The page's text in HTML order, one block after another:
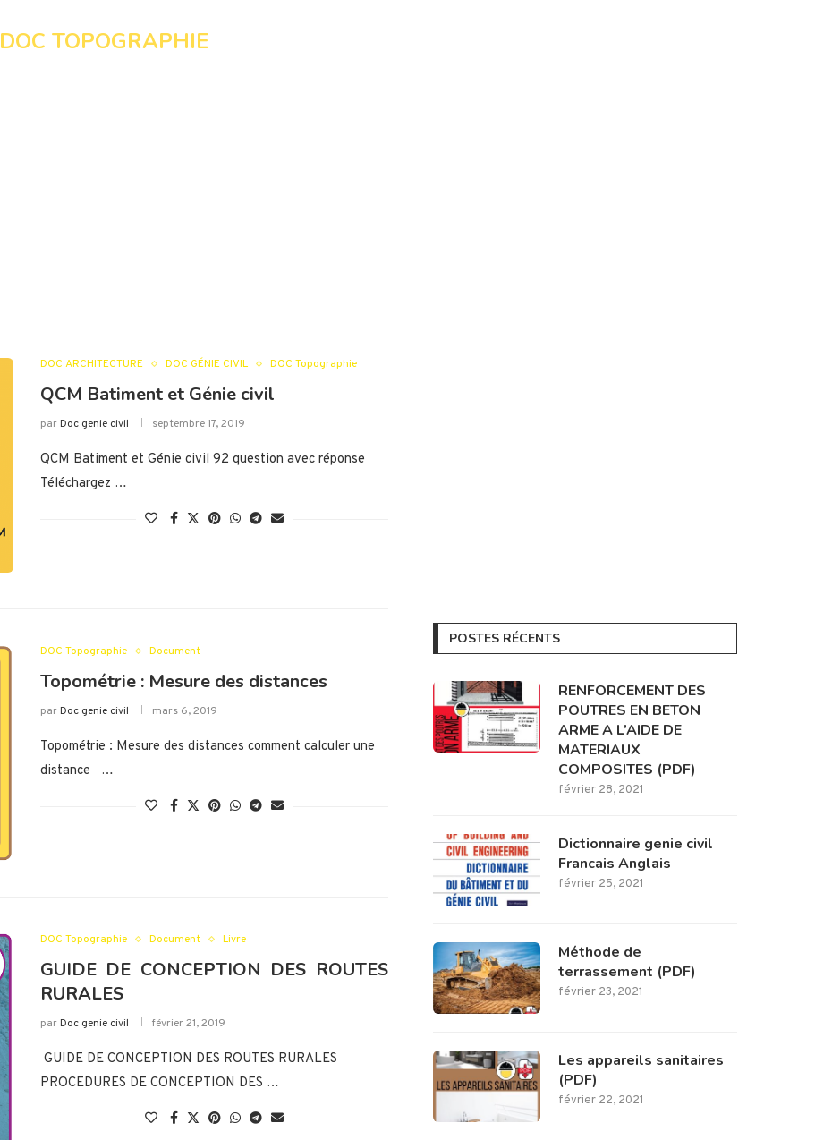
DOC TOPOGRAPHIE
DOC ARCHITECTURE DOC GÉNIE CIVIL DOC Topographie
QCM Batiment et Génie civil
parDoc genie civil septembre 17, 2019
QCM Batiment et Génie civil 92 question avec réponse
Téléchargez …
DOC Topographie Document
Topométrie : Mesure des distances
parDoc genie civil mars 6, 2019
Topométrie : Mesure des distances comment calculer une
distance …
DOC Topographie Document Livre
GUIDE DE CONCEPTION DES ROUTES
RURALES
parDoc genie civil février 21, 2019
GUIDE DE CONCEPTION DES ROUTES RURALES
PROCEDURES DE CONCEPTION DES …
POSTES RÉCENTS
RENFORCEMENT DES
POUTRES EN BETON
ARME A L’AIDE DE
MATERIAUX
COMPOSITES (PDF)
février 28, 2021
Dictionnaire genie civil
Francais Anglais
février 25, 2021
Méthode de
terrassement (PDF)
février 23, 2021
Les appareils sanitaires
(PDF)
février 22, 2021